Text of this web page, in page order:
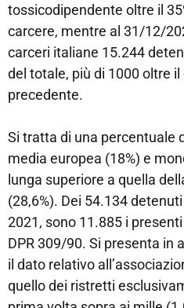
tossicodipendente oltre il
carcere, mentre al 31/12/
carceri italiane 15.244
del totale, più di 1000 oltre il
precedente.
Si tratta di una percentuale
media europea (18%) e
lunga superiore a quella
(28,6%). Dei 54.134
2021, sono 11.885 i
DPR 309/90. Si presenta in
il dato relativo
quello dei ristretti